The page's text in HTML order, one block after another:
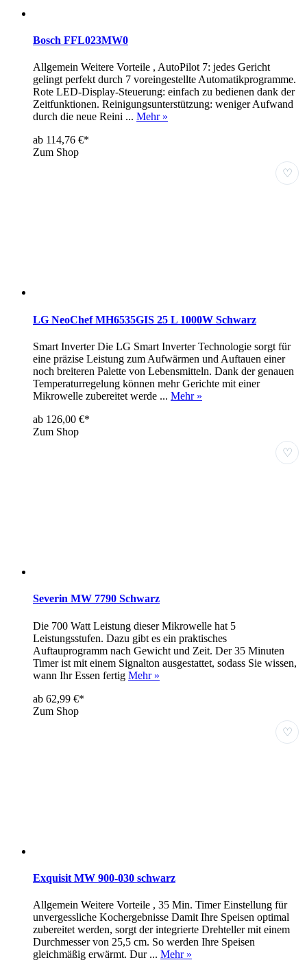
Bosch FFL023MW0
Allgemein Weitere Vorteile , AutoPilot 7: jedes Gericht
gelingt perfekt durch 7 voreingestellte Automatikprogramme.
Rote LED-Display-Steuerung: einfach zu bedienen dank der
Zeitfunktionen. Reinigungsunterstützung: weniger Aufwand
durch die neue Reini ... Mehr »
ab 114,76 €*
Zum Shop
♡
LG NeoChef MH6535GIS 25 L 1000W Schwarz
Smart Inverter Die LG Smart Inverter Technologie sorgt für
eine präzise Leistung zum Aufwärmen und Auftauen einer
noch breiteren Palette von Lebensmitteln. Dank der genauen
Temperaturregelung können mehr Gerichte mit einer
Mikrowelle zubereitet werde ... Mehr »
ab 126,00 €*
Zum Shop
♡
Severin MW 7790 Schwarz
Die 700 Watt Leistung dieser Mikrowelle hat 5
Leistungsstufen. Dazu gibt es ein praktisches
Auftauprogramm nach Gewicht und Zeit. Der 35 Minuten
Timer ist mit einem Signalton ausgestattet, sodass Sie wissen,
wann Ihr Essen fertig Mehr »
ab 62,99 €*
Zum Shop
♡
Exquisit MW 900-030 schwarz
Allgemein Weitere Vorteile , 35 Min. Timer Einstellung für
unvergessliche Kochergebnisse Damit Ihre Speisen optimal
zubereitet werden, sorgt der integrierte Drehteller mit einem
Durchmesser von 25,5 cm. So werden Ihre Speisen
gleichmäßig erwärmt. Dur ... Mehr »